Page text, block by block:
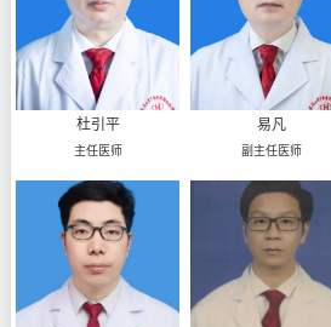
杜引平
主任医师
易凡
副主任医师